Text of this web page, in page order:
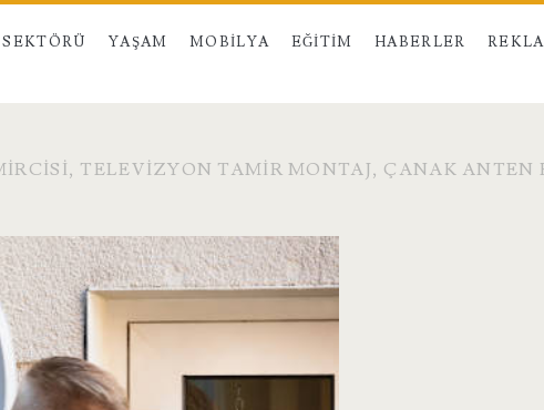
YAŞAM MOBILYA EĞITIM HABERLER
TELEVIZYON TAMIR MONTAJ, ÇANAK ANTEN